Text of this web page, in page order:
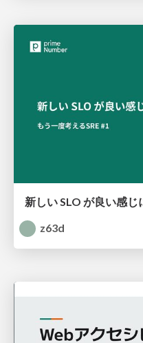
新しい SLO が良い感
z63d